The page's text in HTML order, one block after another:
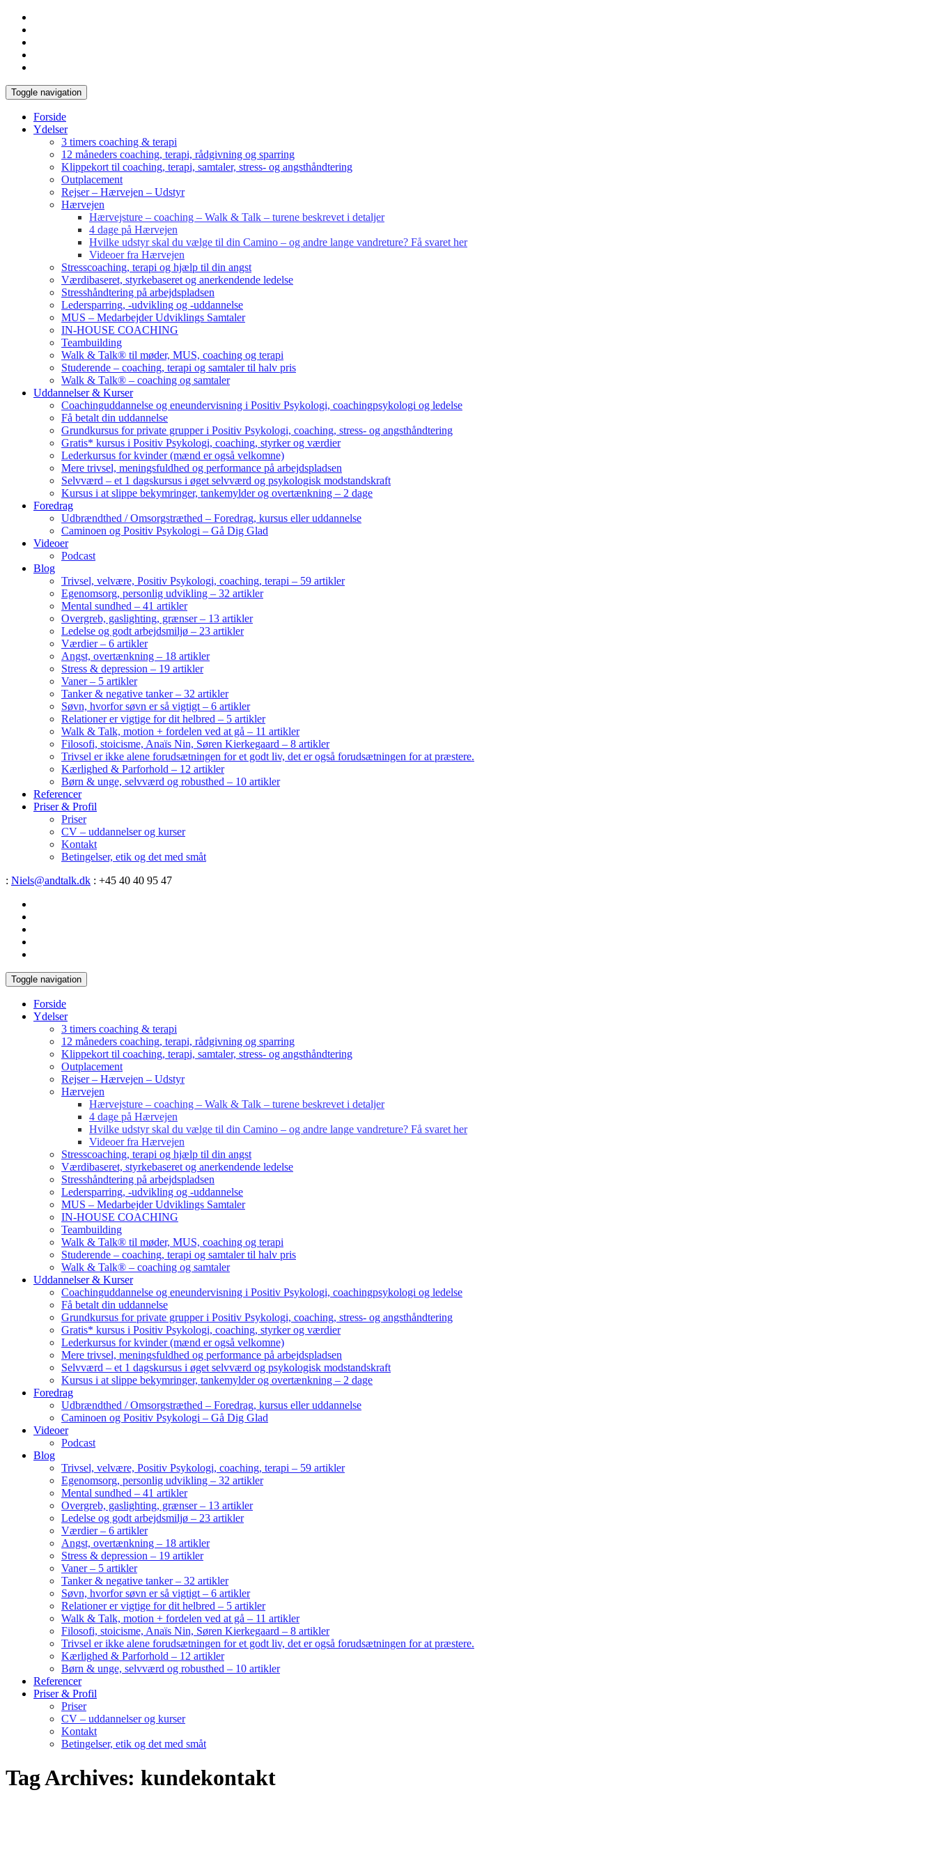
Toggle navigation
Forside
Ydelser
3 timers coaching & terapi
12 måneders coaching, terapi, rådgivning og sparring
Klippekort til coaching, terapi, samtaler, stress- og angsthåndtering
Outplacement
Rejser – Hærvejen – Udstyr
Hærvejen
Hærvejsture – coaching – Walk & Talk – turene beskrevet i detaljer
4 dage på Hærvejen
Hvilke udstyr skal du vælge til din Camino – og andre lange vandreture? Få svaret her
Videoer fra Hærvejen
Stresscoaching, terapi og hjælp til din angst
Værdibaseret, styrkebaseret og anerkendende ledelse
Stresshåndtering på arbejdspladsen
Ledersparring, -udvikling og -uddannelse
MUS – Medarbejder Udviklings Samtaler
IN-HOUSE COACHING
Teambuilding
Walk & Talk® til møder, MUS, coaching og terapi
Studerende – coaching, terapi og samtaler til halv pris
Walk & Talk® – coaching og samtaler
Uddannelser & Kurser
Coachinguddannelse og eneundervisning i Positiv Psykologi, coachingpsykologi og ledelse
Få betalt din uddannelse
Grundkursus for private grupper i Positiv Psykologi, coaching, stress- og angsthåndtering
Gratis* kursus i Positiv Psykologi, coaching, styrker og værdier
Lederkursus for kvinder (mænd er også velkomne)
Mere trivsel, meningsfuldhed og performance på arbejdspladsen
Selvværd – et 1 dagskursus i øget selvværd og psykologisk modstandskraft
Kursus i at slippe bekymringer, tankemylder og overtænkning – 2 dage
Foredrag
Udbrændthed / Omsorgstræthed – Foredrag, kursus eller uddannelse
Caminoen og Positiv Psykologi – Gå Dig Glad
Videoer
Podcast
Blog
Trivsel, velvære, Positiv Psykologi, coaching, terapi – 59 artikler
Egenomsorg, personlig udvikling – 32 artikler
Mental sundhed – 41 artikler
Overgreb, gaslighting, grænser – 13 artikler
Ledelse og godt arbejdsmiljø – 23 artikler
Værdier – 6 artikler
Angst, overtænkning – 18 artikler
Stress & depression – 19 artikler
Vaner – 5 artikler
Tanker & negative tanker – 32 artikler
Søvn, hvorfor søvn er så vigtigt – 6 artikler
Relationer er vigtige for dit helbred – 5 artikler
Walk & Talk, motion + fordelen ved at gå – 11 artikler
Filosofi, stoicisme, Anaïs Nin, Søren Kierkegaard – 8 artikler
Trivsel er ikke alene forudsætningen for et godt liv, det er også forudsætningen for at præstere.
Kærlighed & Parforhold – 12 artikler
Børn & unge, selvværd og robusthed – 10 artikler
Referencer
Priser & Profil
Priser
CV – uddannelser og kurser
Kontakt
Betingelser, etik og det med småt
: Niels@andtalk.dk : +45 40 40 95 47
Toggle navigation
Forside
Ydelser
3 timers coaching & terapi
12 måneders coaching, terapi, rådgivning og sparring
Klippekort til coaching, terapi, samtaler, stress- og angsthåndtering
Outplacement
Rejser – Hærvejen – Udstyr
Hærvejen
Hærvejsture – coaching – Walk & Talk – turene beskrevet i detaljer
4 dage på Hærvejen
Hvilke udstyr skal du vælge til din Camino – og andre lange vandreture? Få svaret her
Videoer fra Hærvejen
Stresscoaching, terapi og hjælp til din angst
Værdibaseret, styrkebaseret og anerkendende ledelse
Stresshåndtering på arbejdspladsen
Ledersparring, -udvikling og -uddannelse
MUS – Medarbejder Udviklings Samtaler
IN-HOUSE COACHING
Teambuilding
Walk & Talk® til møder, MUS, coaching og terapi
Studerende – coaching, terapi og samtaler til halv pris
Walk & Talk® – coaching og samtaler
Uddannelser & Kurser
Coachinguddannelse og eneundervisning i Positiv Psykologi, coachingpsykologi og ledelse
Få betalt din uddannelse
Grundkursus for private grupper i Positiv Psykologi, coaching, stress- og angsthåndtering
Gratis* kursus i Positiv Psykologi, coaching, styrker og værdier
Lederkursus for kvinder (mænd er også velkomne)
Mere trivsel, meningsfuldhed og performance på arbejdspladsen
Selvværd – et 1 dagskursus i øget selvværd og psykologisk modstandskraft
Kursus i at slippe bekymringer, tankemylder og overtænkning – 2 dage
Foredrag
Udbrændthed / Omsorgstræthed – Foredrag, kursus eller uddannelse
Caminoen og Positiv Psykologi – Gå Dig Glad
Videoer
Podcast
Blog
Trivsel, velvære, Positiv Psykologi, coaching, terapi – 59 artikler
Egenomsorg, personlig udvikling – 32 artikler
Mental sundhed – 41 artikler
Overgreb, gaslighting, grænser – 13 artikler
Ledelse og godt arbejdsmiljø – 23 artikler
Værdier – 6 artikler
Angst, overtænkning – 18 artikler
Stress & depression – 19 artikler
Vaner – 5 artikler
Tanker & negative tanker – 32 artikler
Søvn, hvorfor søvn er så vigtigt – 6 artikler
Relationer er vigtige for dit helbred – 5 artikler
Walk & Talk, motion + fordelen ved at gå – 11 artikler
Filosofi, stoicisme, Anaïs Nin, Søren Kierkegaard – 8 artikler
Trivsel er ikke alene forudsætningen for et godt liv, det er også forudsætningen for at præstere.
Kærlighed & Parforhold – 12 artikler
Børn & unge, selvværd og robusthed – 10 artikler
Referencer
Priser & Profil
Priser
CV – uddannelser og kurser
Kontakt
Betingelser, etik og det med småt
Tag Archives: kundekontakt